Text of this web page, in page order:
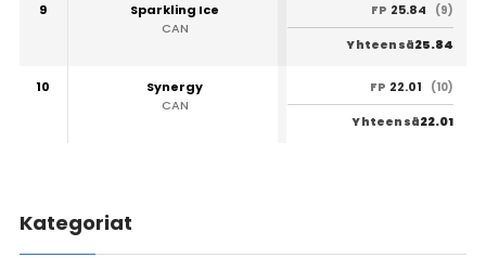
9
Sparkling Ice
CAN
FP 25.84 (9)
Yhteensä25.84
10
Synergy
CAN
FP 22.01 (10)
Yhteensä22.01
Kategoriat